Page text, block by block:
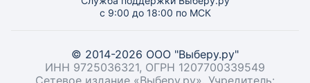
с 9:00 до 18:00 по МСК
© 2014-2026 ООО "Выберу.ру"
ИНН 9725036321, ОГРН 1207700339549